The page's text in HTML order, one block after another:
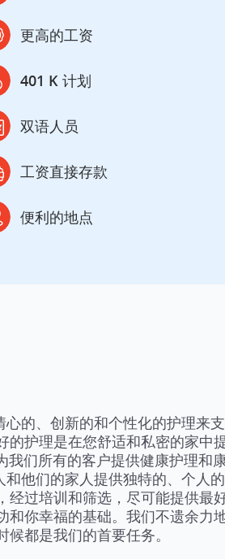
更高的工资
401 K 计划
双语人员
工资直接存款
便利的地点
的、创新的和个性化的护理来
的护理是在您舒适和私密的家中
们所有的客户提供健康护理和康
他们的家人提供独特的、个人
过培训和筛选，尽可能提供最好
你幸福的基础。我们不遗余力
都是我们的首要任务。